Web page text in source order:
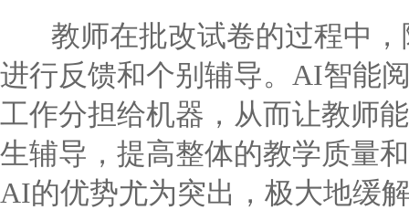
教师在批改试卷的过程中，
进行反馈和个别辅导。AI智能
工作分担给机器，从而让教师
生辅导，提高整体的教学质量
AI的优势尤为突出，极大地缓